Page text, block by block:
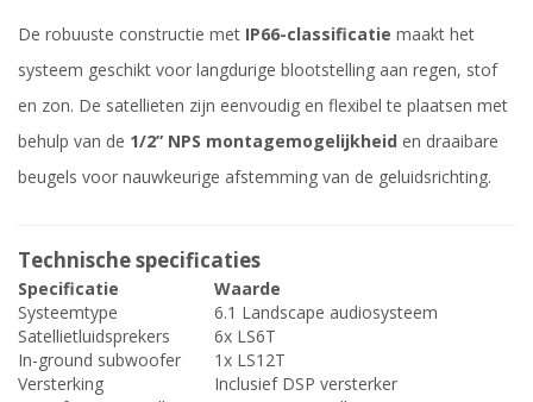
De robuuste constructie met IP66-classificatie maakt het
systeem geschikt voor langdurige blootstelling aan regen, stof
en zon. De satellieten zijn eenvoudig en flexibel te plaatsen met
behulp van de 1/2” NPS montagemogelijkheid en draaibare
beugels voor nauwkeurige afstemming van de geluidsrichting.
Technische specificaties
Specificatie
Waarde
Systeemtype
6.1 Landscape audiosysteem
Satellietluidsprekers
6x LS6T
In-ground subwoofer
1x LS12T
Versterking
Inclusief DSP versterker